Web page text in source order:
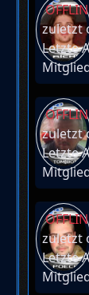
zuletzt
Letzte
zuletzt
Letzte
zuletzt
Letzte